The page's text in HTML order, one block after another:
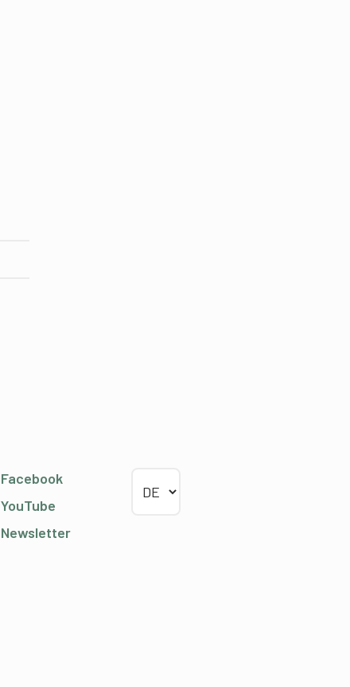
Facebook
YouTube
Newsletter